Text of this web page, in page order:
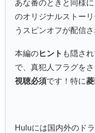
あな番のときと同様
のオリジナルストー
うスピンオフが配信さ
本編のヒント も隠さ
で、真犯人フラグを
視聴必須です！特に
Huluには国内外のド